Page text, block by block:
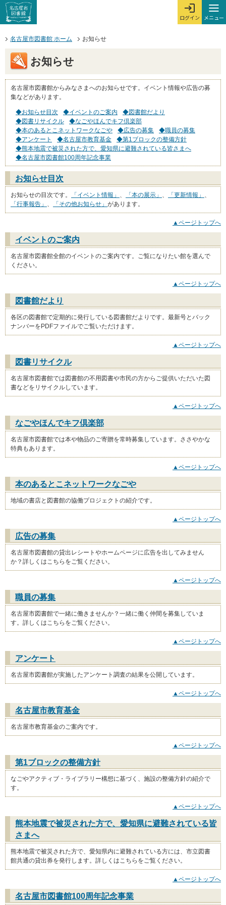
ページの先頭です。
本文へジャンプする。
ここからサイト内共通メニューです。
サイト内共通メニューをスキップする
ログイン
ログインを開
メニュー
メ
サイト内共通メニューここまで。
名古屋市図書館 ホーム
お知らせ
お知らせ
名古屋市図書館からみなさまへのお知らせです。イベント情報や広告の募
集などがあります。
◆お知らせ目次 ◆イベントのご案内
◆図書館だより
◆図書リサイクル
◆なごやほんでキフ倶楽部
◆本のあるとこネットワークなごや
◆広告の募集
◆職員の募集
◆アンケート
◆名古屋市教育基金
◆第1ブロックの整備方針
◆熊本地震で被災された方で、愛知県に避難されている皆さまへ
◆名古屋市図書館100周年記念事業
お知らせ目次
お知らせの目次です。 「イベント情報」 、 「本の展示」 、 「更新情報」 、
「行事報告」 、 「その他お知らせ」 があります。
▲ページトップへ
イベントのご案内
名古屋市図書館全館のイベントのご案内です。ご覧になりたい館を選んで
ください。
▲ページトップへ
図書館だより
各区の図書館で定期的に発行している図書館だよりです。最新号とバック
ナンバーをPDFファイルでご覧いただけます。
▲ページトップへ
図書リサイクル
名古屋市図書館では図書館の不用図書や市民の方からご提供いただいた図
書などをリサイクルしています。
▲ページトップへ
なごやほんでキフ倶楽部
名古屋市図書館では本や物品のご寄贈を常時募集しています。ささやかな
特典もあります。
▲ページトップへ
本のあるとこネットワークなごや
地域の書店と図書館の協働プロジェクトの紹介です。
▲ページトップへ
広告の募集
名古屋市図書館の貸出レシートやホームページに広告を出してみません
か？詳しくはこちらをご覧ください。
▲ページトップへ
職員の募集
名古屋市図書館で一緒に働きませんか？一緒に働く仲間を募集していま
す。詳しくはこちらをご覧ください。
▲ページトップへ
アンケート
名古屋市図書館が実施したアンケート調査の結果を公開しています。
▲ページトップへ
名古屋市教育基金
名古屋市教育基金のご案内です。
▲ページトップへ
第1ブロックの整備方針
なごやアクティブ・ライブラリー構想に基づく、施設の整備方針の紹介で
す。
▲ページトップへ
熊本地震で被災された方で、愛知県に避難されている皆
さまへ
熊本地震で被災された方で、愛知県内に避難されている方には、市立図書
館共通の貸出券を発行します。詳しくはこちらをご覧ください。
▲ページトップへ
名古屋市図書館100周年記念事業